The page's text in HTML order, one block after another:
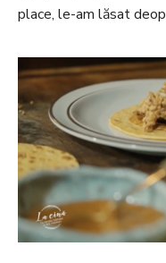
place, le-am lăsat